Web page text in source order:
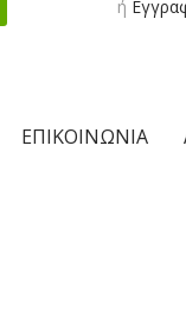
ή
ΕΠΙΚΟΙΝΩΝΊΑ